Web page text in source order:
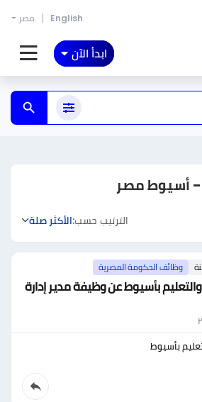
English مصر
ابدأ الآن
أسيوط مصر
الترتيب حسب:الأكثر صلة
وظائف الحكومة المصرية
والتعليم بأسيوط عن وظيفة مدير إدارة
بأسيوط